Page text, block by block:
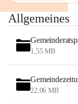
Allgemeines
1,55 MB
22,06 MB